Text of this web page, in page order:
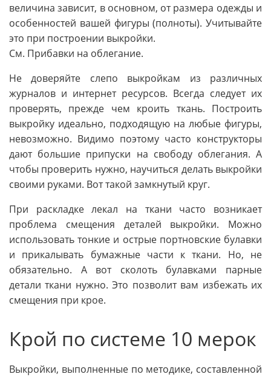
величина зависит, в основном, от размера одежды и
особенностей вашей фигуры (полноты). Учитывайте
это при построении выкройки.
См. Прибавки на облегание.
Не доверяйте слепо выкройкам из различных
журналов и интернет ресурсов. Всегда следует их
проверять, прежде чем кроить ткань. Построить
выкройку идеально, подходящую на любые фигуры,
невозможно. Видимо поэтому часто конструкторы
дают большие припуски на свободу облегания. А
чтобы проверить нужно, научиться делать выкройки
своими руками. Вот такой замкнутый круг.
При раскладке лекал на ткани часто возникает
проблема смещения деталей выкройки. Можно
использовать тонкие и острые портновские булавки
и прикалывать бумажные части к ткани. Но, не
обязательно. А вот сколоть булавками парные
детали ткани нужно. Это позволит вам избежать их
смещения при крое.
Крой по системе 10 мерок
Выкройки, выполненные по методике, составленной